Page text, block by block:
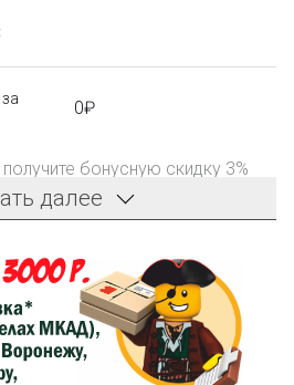
0₽
получите бонусную скидку 3%
не менее 3 000₽, оплатите
и получите 150₽ на
далее